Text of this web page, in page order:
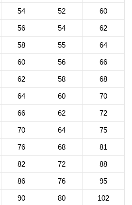
54 52 60
56 54 62
58 55 64
60 56 66
62 58 68
64 60 70
66 62 72
70 64 75
76 68 81
82 72 88
86 76 95
90 80 102